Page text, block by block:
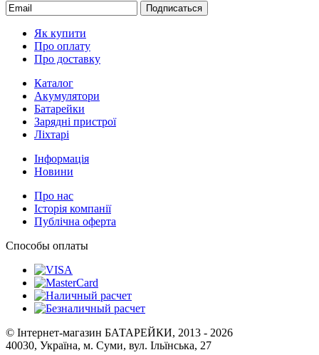
Подписаться
Як купити
Про оплату
Про доставку
Каталог
Акумулятори
Батарейки
Зарядні пристрої
Ліхтарі
Інформація
Новини
Про нас
Історія компанії
Публічна оферта
Способы оплаты
© Інтернет-магазин БАТАРЕЙКИ, 2013 - 2026
40030, Україна, м. Суми, вул. Ільїнська, 27